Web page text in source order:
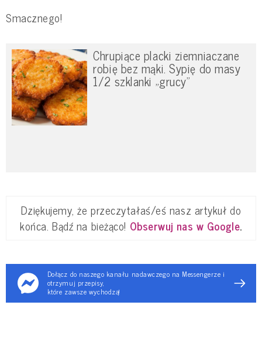
Smacznego!
Chrupiące placki ziemniaczane
robię bez mąki. Sypię do masy
1/2 szklanki „grucy”
Dziękujemy, że przeczytałaś/eś nasz artykuł do
końca. Bądź na bieżąco! Obserwuj nas w Google.
Dołącz do naszego kanału nadawczego na Messengerze i
otrzymuj przepisy,
które zawsze wychodzą!